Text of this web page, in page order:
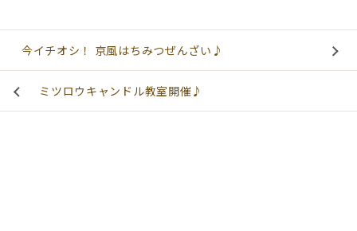
今イチオシ！ 京風はちみつぜんざい♪
ミツロウキャンドル教室開催♪